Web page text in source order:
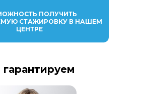
ПОЛУЧИТЬ
СТАЖИРОВКУ В НАШЕМ
ЦЕНТРЕ